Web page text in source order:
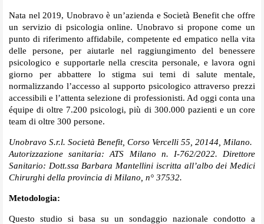
Nata nel 2019, Unobravo è un’azienda e Società Benefit che offre
un servizio di psicologia online. Unobravo si propone come un
punto di riferimento affidabile, competente ed empatico nella vita
delle persone, per aiutarle nel raggiungimento del benessere
psicologico e supportarle nella crescita personale, e lavora ogni
giorno per abbattere lo stigma sui temi di salute mentale,
normalizzando l’accesso al supporto psicologico attraverso prezzi
accessibili e l’attenta selezione di professionisti. Ad oggi conta una
équipe di oltre 7.200 psicologi, più di 300.000 pazienti e un core
team di oltre 300 persone.
Unobravo S.r.l. Società Benefit, Corso Vercelli 55, 20144, Milano.
Autorizzazione sanitaria: ATS Milano n. I-762/2022. Direttore
Sanitario: Dott.ssa Barbara Mantellini iscritta all’albo dei Medici
Chirurghi della provincia di Milano, n° 37532.
Metodologia:
Questo studio si basa su un sondaggio nazionale condotto a